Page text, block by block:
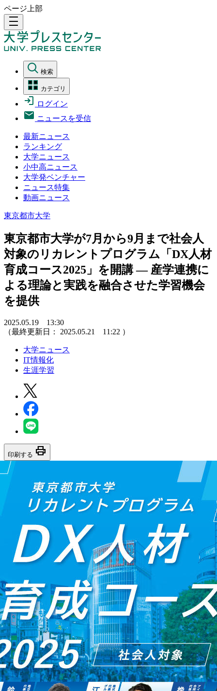
ページ上部
density_medium
検索
カテゴリ
ログイン
ニュースを受信
最新ニュース
ランキング
大学ニュース
小中高ニュース
大学発ベンチャー
ニュース特集
動画ニュース
東京都市大学
東京都市大学が7月から9月まで社会人
対象のリカレントプログラム「DX人材
育成コース2025」を開講 ― 産学連携に
よる理論と実践を融合させた学習機会
を提供
2025.05.19 13:30
（最終更新日： 2025.05.21 11:22 ）
大学ニュース
IT情報化
生涯学習
印刷する print